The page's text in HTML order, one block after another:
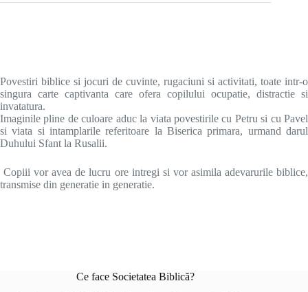
Povestiri biblice si jocuri de cuvinte, rugaciuni si activitati, toate intr-o
singura carte captivanta care ofera copilului ocupatie, distractie si
invatatura.
Imaginile pline de culoare aduc la viata povestirile cu Petru si cu Pavel
si viata si intamplarile referitoare la Biserica primara, urmand darul
Duhului Sfant la Rusalii.
Copiii vor avea de lucru ore intregi si vor asimila adevarurile biblice,
transmise din generatie in generatie.
Ce face Societatea Biblică?